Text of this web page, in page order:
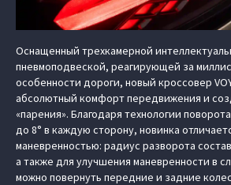
Оснащенный трехкамерной
пневмоподвеской, реагирующей за
особенности дороги, новый кроссовер
абсолютный комфорт передвижения и
«парения». Благодаря технологии
до 8° в каждую сторону, новинка
маневренностью: радиус разворота
а также для улучшения маневренности в
можно повернуть передние и задние